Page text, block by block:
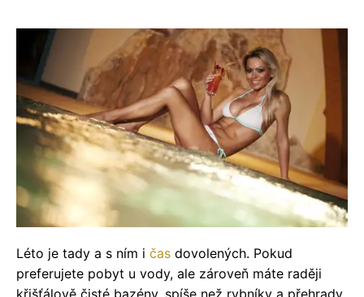
Léto je tady a s ním i čas dovolených. Pokud
preferujete pobyt u vody, ale zároveň máte raději
křišťálově čisté bazény, spíše než rybníky a přehrady,